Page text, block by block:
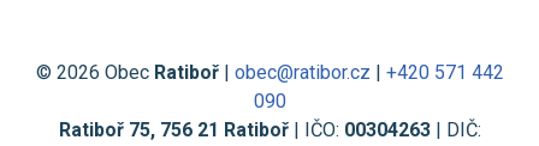
© 2026 Obec Ratiboř| obec@ratibor.cz
+420 571 442
090
Ratiboř 75, 756 21 Ratiboř| IČO: 00304263| DIČ: